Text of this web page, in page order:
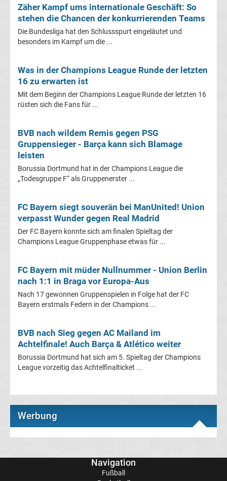
League
heute
Sieger
Torschützenkönige
League
&
der
Landesmeister
Transfergerüchte
international
Transfergerüchte
Transfergerüchte
England
Zäher Kampf ums internationale Geschäft: So
stehen die Chancen der konkurrierenden Teams
Die Bundesliga hat den Schlussspurt eingeläutet und
besonders im Kampf um die ...
Was in der Champions League Runde der letzten
16 zu erwarten ist
Mit dem Beginn der Champions League Runde der letzten 16
rüsten sich die Fans für ...
BVB nach wildem Remis gegen PSG
Gruppensieger - Barça kann sich Blamage
leisten
Borussia Dortmund hat in der Champions League die
„Todesgruppe F“ als Gruppenerster ...
FC Bayern siegt souverän bei ManUnited! Union
verpasst Wunder gegen Real Madrid
Der FC Bayern konnte sich am finalen Spieltag der
Champions League Gruppenphase etwas für ...
FC Bayern mit müder Nullnummer - Union Berlin
nach 1:1 in Braga vor Europa-Aus
Nach 17 gewonnen Gruppenspielen in Folge hat der FC
Bayern erstmals Federn in der Champions ...
BVB nach Sieg gegen AC Mailand im
Achtelfinale! Auch Barça & Atlético weiter
Borussia Dortmund hat sich am 5. Spieltag der Champions
League vorzeitig das Achtelfinalticket ...
Werbung
Navigation
Fußball